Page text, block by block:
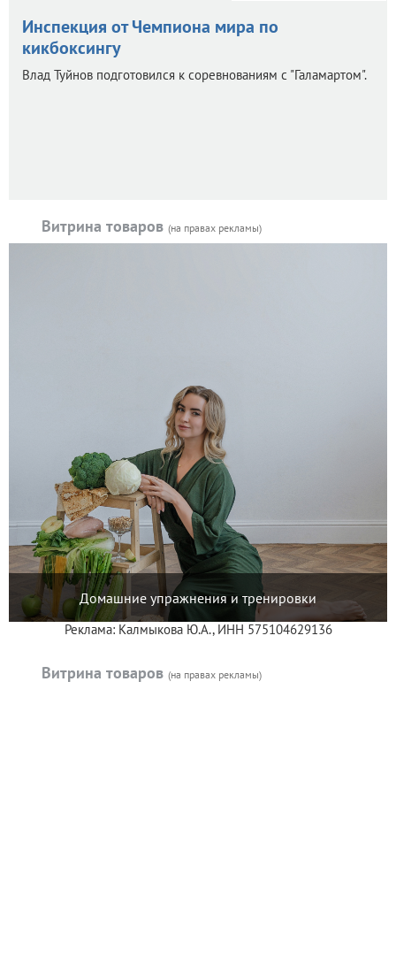
Инспекция от Чемпиона мира по
кикбоксингу
Влад Туйнов подготовился к соревнованиям с "Галамартом".
Витрина товаров (на правах рекламы)
Домашние упражнения и тренировки
Реклама: Калмыкова Ю.А., ИНН 575104629136
Витрина товаров (на правах рекламы)